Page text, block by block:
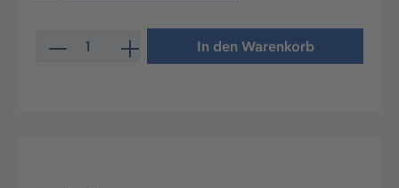
Produkt Anzahl: Gib den gewünschten Wert ein oder
In den Warenkorb